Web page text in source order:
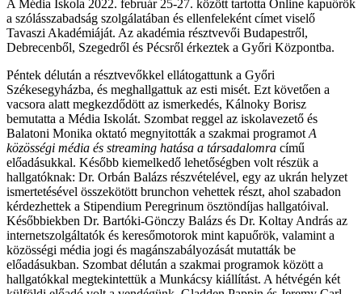
A Média Iskola 2022. február 25-27. között tartotta Online kapuőrök
a szólásszabadság szolgálatában és ellenfeleként címet viselő
Tavaszi Akadémiáját. Az akadémia résztvevői Budapestről,
Debrecenből, Szegedről és Pécsről érkeztek a Győri Központba.
Péntek délután a résztvevőkkel ellátogattunk a Győri
Székesegyházba, és meghallgattuk az esti misét. Ezt követően a
vacsora alatt megkezdődött az ismerkedés, Kálnoky Borisz
bemutatta a Média Iskolát. Szombat reggel az iskolavezető és
Balatoni Monika oktató megnyitották a szakmai programot A
közösségi média és streaming hatása a társadalomra című
előadásukkal. Később kiemelkedő lehetőségben volt részük a
hallgatóknak: Dr. Orbán Balázs részvételével, egy az ukrán helyzet
ismertetésével összekötött brunchon vehettek részt, ahol szabadon
kérdezhettek a Stipendium Peregrinum ösztöndíjas hallgatóival.
Későbbiekben Dr. Bartóki-Gönczy Balázs és Dr. Koltay András az
internetszolgáltatók és keresőmotorok mint kapuőrök, valamint a
közösségi média jogi és magánszabályozását mutatták be
előadásukban. Szombat délután a szakmai programok között a
hallgatókkal megtekintettük a Munkácsy kiállítást. A hétvégén két